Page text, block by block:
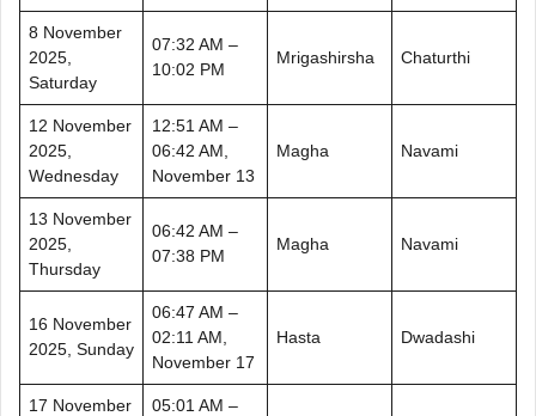
8 November
2025,
Saturday
07:32 AM –
10:02 PM
Mrigashirsha Chaturthi
12 November
2025,
Wednesday
12:51 AM –
06:42 AM,
November 13
Magha Navami
13 November
2025,
Thursday
06:42 AM –
07:38 PM
Magha Navami
16 November
2025, Sunday
06:47 AM –
02:11 AM,
November 17
Hasta Dwadashi
17 November
05:01 AM –